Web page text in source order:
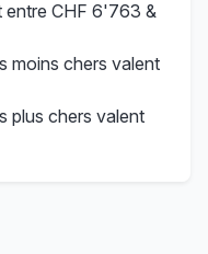
entre CHF 6'763 &
moins chers valent
plus chers valent